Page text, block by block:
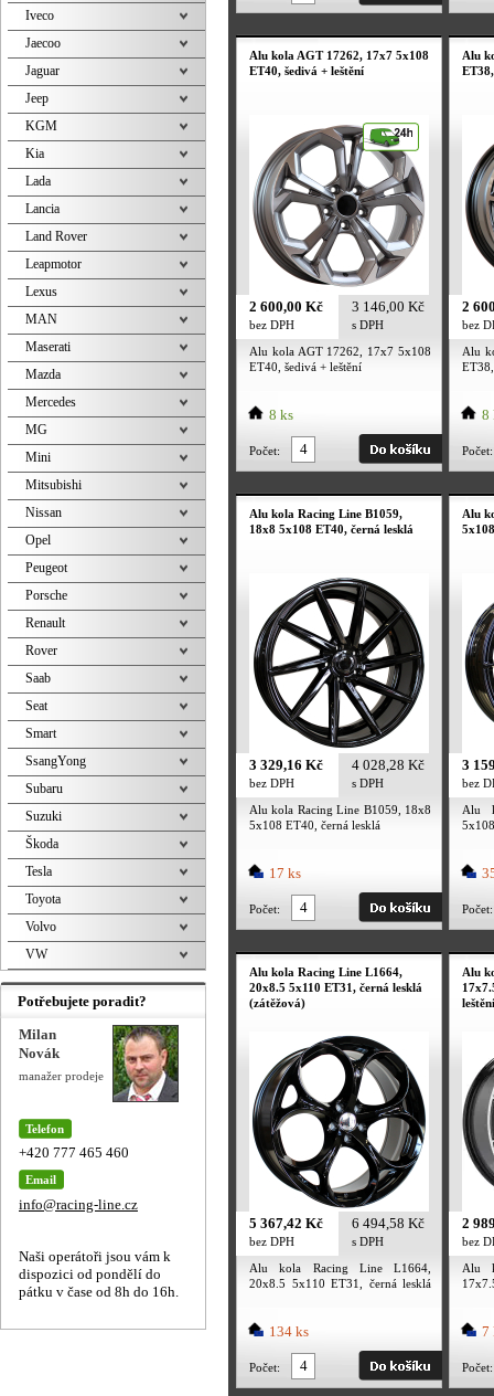
Alu kola AGT 17262, 17x7 5x108
ET40, šedivá + leštění
2 600,00 Kč
bez DPH
3 146,00 Kč
s DPH
Alu kola AGT 17262, 17x7 5x108
ET40, šedivá + leštění
8 ks
Počet:
Alu
2
bez
Alu
8
Počet:
Alu kola Racing Line B1059,
18x8 5x108 ET40, černá lesklá
3 329,16 Kč
bez DPH
4 028,28 Kč
s DPH
Alu kola Racing Line B1059, 18x8
5x108 ET40, černá lesklá
17 ks
Počet:
Alu
3
bez
Alu
Počet:
Alu kola Racing Line L1664,
20x8.5 5x110 ET31, černá lesklá
(zátěžová)
5 367,42 Kč
bez DPH
6 494,58 Kč
s DPH
Alu kola Racing Line L1664,
20x8.5 5x110 ET31, černá lesklá
134 ks
Počet:
Alu
leštění
2
bez
Alu
7
Počet:
Iveco
Jaecoo
Jaguar
Jeep
KGM
Kia
Lada
Lancia
Land Rover
Leapmotor
Lexus
MAN
Maserati
Mazda
Mercedes
MG
Mini
Mitsubishi
Nissan
Opel
Peugeot
Porsche
Renault
Rover
Saab
Seat
Smart
SsangYong
Subaru
Suzuki
Škoda
Tesla
Toyota
Volvo
VW
Potřebujete poradit?
Milan
Novák
manažer prodeje
Telefon
+420 777 465 460
Email
info@racing-line.cz
Naši operátoři jsou vám k
dispozici od pondělí do
pátku v čase od 8h do 16h.